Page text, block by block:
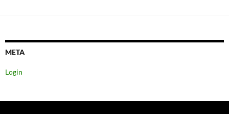
META
Login